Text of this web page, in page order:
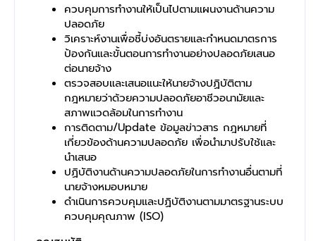
ควบคุมการทำงานให้เป็นไปตามแผนงานด้านความ
ปลอดภัย
วิเคราะห์งานเพื่อชี้บ่งอันตรายและกำหนดมาตรการ
ป้องกันและขั้นตอนการทำงานอย่างปลอดภัยเสนอ
ต่อนายจ้าง
ตรวจสอบและเสนอแนะให้นายจ้างปฏิบัติตาม
กฎหมายว่าด้วยความปลอดภัยอาชีวอนามัยและ
สภาพแวดล้อมในการทำงาน
การติดตาม/Update ข้อมูลข่าวสาร กฎหมายที่
เกี่ยวข้องด้านความปลอดภัย เพื่อนำมาปรับใช้และ
นำเสนอ
ปฏิบัติงานด้านความปลอดภัยในการทำงานอื่นตามที่
นายจ้างหมอบหมาย
ดำเนินการควบคุมและปฏิบัติงานตามมาตรฐานระบบ
ควบคุมคุณภาพ (ISO)